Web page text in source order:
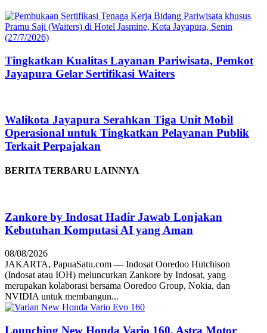
Tingkatkan Kualitas Layanan Pariwisata, Pemkot
Jayapura Gelar Sertifikasi Waiters
Walikota Jayapura Serahkan Tiga Unit Mobil
Operasional untuk Tingkatkan Pelayanan Publik
Terkait Perpajakan
BERITA TERBARU LAINNYA
Zankore by Indosat Hadir Jawab Lonjakan
Kebutuhan Komputasi AI yang Aman
08/08/2026
JAKARTA, PapuaSatu.com — Indosat Ooredoo Hutchison
(Indosat atau IOH) meluncurkan Zankore by Indosat, yang
merupakan kolaborasi bersama Ooredoo Group, Nokia, dan
NVIDIA untuk membangun...
Lounching New Honda Vario 160, Astra Motor